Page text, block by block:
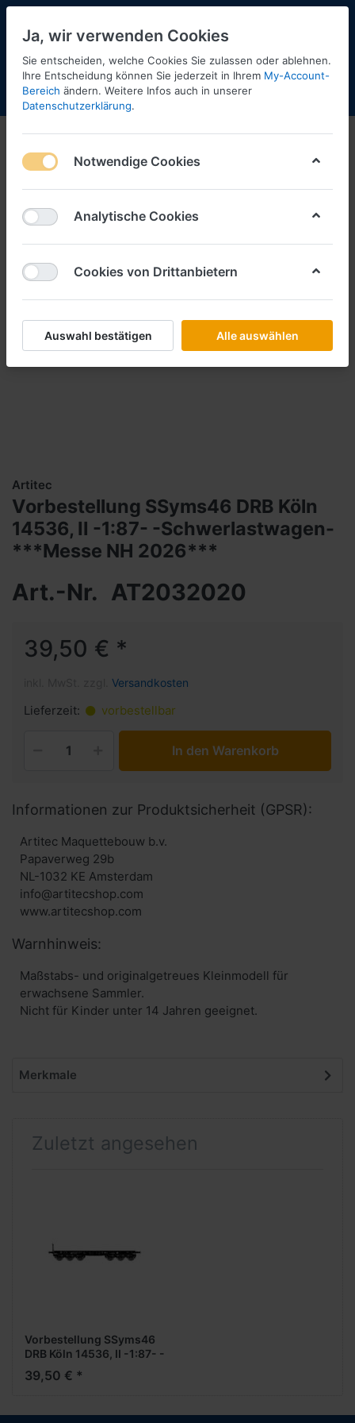
Menü Anmelden Shopaktualisierung
Artitec
Vorbestellung SSyms46 DRB Köln
14536, II -1:87- -Schwerlastwagen-
***Messe NH 2026***
Art.-Nr. AT2032020
39,50 € *
Versandkosten
Lieferzeit: vorbestellbar
In den Warenkorb
Informationen zur Produktsicherheit (GPSR):
Artitec Maquettebouw b.v.
Papaverweg 29b
NL-1032 KE Amsterdam
info@artitecshop.com
Warnhinweis:
Maßstabs- und originalgetreues Kleinmodell für
erwachsene Sammler.
Nicht für Kinder unter 14 Jahren geeignet.
Merkmale
Zuletzt angesehen
Vorbestellung SSyms46
DRB Köln 14536, II -1:87- -
Schwerlastwagen-
***Messe NH 2026***
39,50 € *
Ja, wir verwenden Cookies
Sie entscheiden, welche Cookies Sie zulassen oder ablehnen.
Ihre Entscheidung können Sie jederzeit in Ihrem My-Account-
Bereich ändern. Weitere Infos auch in unserer
Datenschutzerklärung.
Notwendige Cookies
Analytische Cookies
Cookies von Drittanbietern
Auswahl bestätigen Alle auswählen